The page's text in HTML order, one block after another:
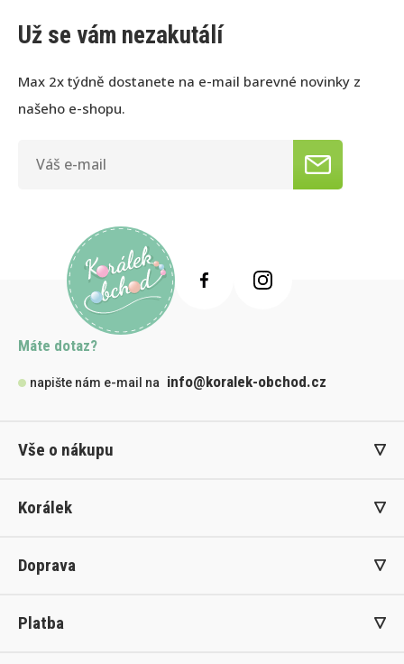
Už se vám nezakutálí
Max 2x týdně dostanete na e-mail barevné novinky z
našeho e-shopu.
Máte dotaz?
napište nám e-mail na info@koralek-obchod.cz
Vše o nákupu
Korálek
Doprava
Platba